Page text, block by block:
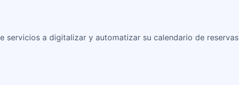
servicios a digitalizar y automatizar su calendario de reservas